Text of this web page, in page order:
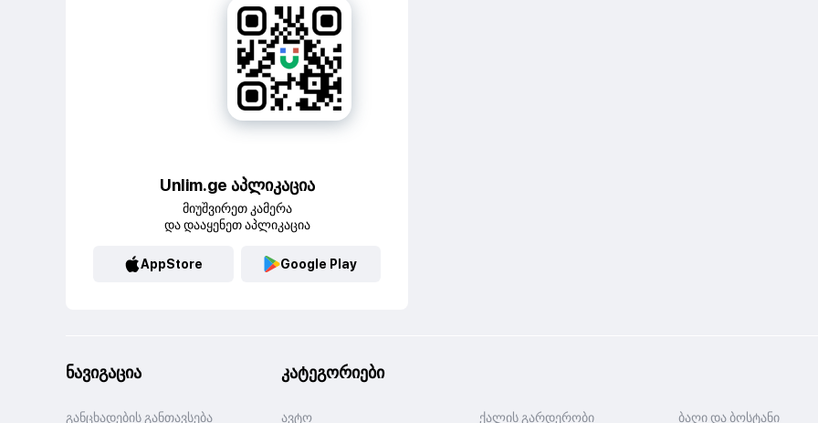
Unlim.ge აპლიკაცია
მიუშვირეთ კამერა
და დააყენეთ აპლიკაცია
AppStore Google Play
ნავიგაცია
განცხადების განთავსება
კატეგორიები
ავტო
ქალის გარდერობი
ბაღი და ბოსტანი